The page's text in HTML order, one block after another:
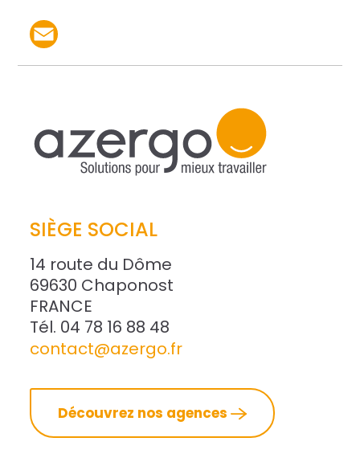
Partager le produit par
SIÈGE SOCIAL
14 route du Dôme
69630 Chaponost
FRANCE
Tél. 04 78 16 88 48
contact@azergo.fr
Découvrez nos agences